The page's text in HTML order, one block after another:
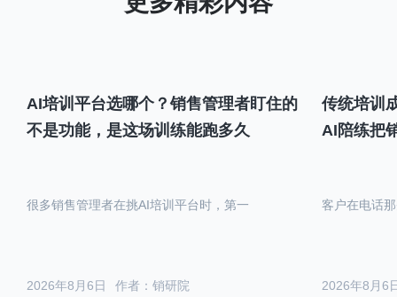
AI培训平台选哪个？销售管理者盯住的
不是功能，是这场训练能跑多久
作者：销研院
2026年8月6日
很多销售管理者在挑AI培训平台时，第一
传统培训
AI陪练把
2026年8月6
客户在电话